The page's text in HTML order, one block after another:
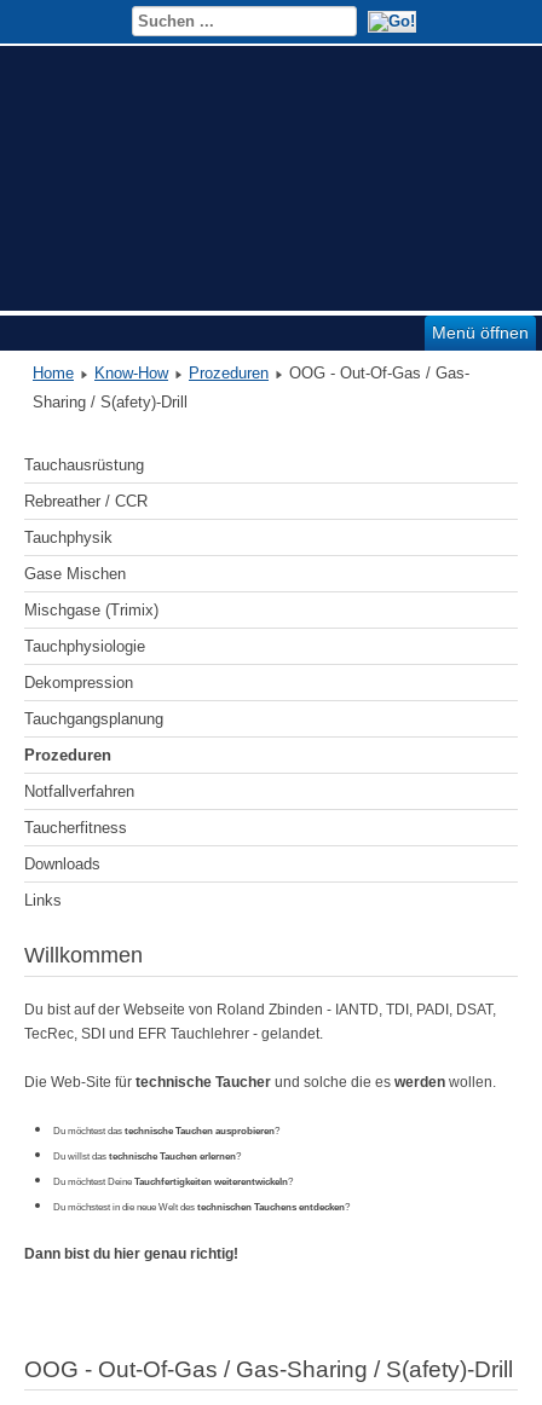
Menü öffnen
Home Know-How Prozeduren
OOG - Out-Of-Gas / Gas-
Sharing / S(afety)-Drill
Tauchausrüstung
Rebreather / CCR
Tauchphysik
Gase Mischen
Mischgase (Trimix)
Tauchphysiologie
Dekompression
Tauchgangsplanung
Prozeduren
Notfallverfahren
Taucherfitness
Downloads
Links
Willkommen
Du bist auf der Webseite von Roland Zbinden - IANTD, TDI, PADI, DSAT,
TecRec, SDI und EFR Tauchlehrer - gelandet.
Die Web-Site für technische Taucher und solche die es werden wollen.
Du möchtest das technische Tauchen ausprobieren?
Du willst das technische Tauchen erlernen?
Du möchtest Deine Tauchfertigkeiten weiterentwickeln?
Du möchstest in die neue Welt des technischen Tauchens entdecken?
Dann bist du hier genau richtig!
OOG - Out-Of-Gas / Gas-Sharing / S(afety)-Drill